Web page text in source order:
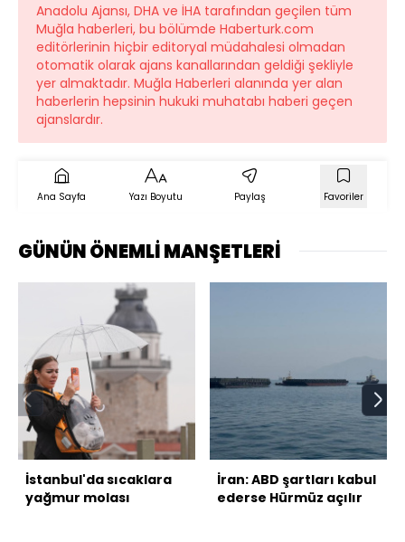
Anadolu Ajansı, DHA ve İHA tarafından geçilen tüm
Muğla haberleri, bu bölümde Haberturk.com
editörlerinin hiçbir editoryal müdahalesi olmadan
otomatik olarak ajans kanallarından geldiği şekliyle
yer almaktadır. Muğla Haberleri alanında yer alan
haberlerin hepsinin hukuki muhatabı haberi geçen
ajanslardır.
Ana Sayfa Yazı Boyutu Paylaş Favoriler
GÜNÜN ÖNEMLİ MANŞETLERİ
İstanbul'da sıcaklara
yağmur molası
İran: ABD şartları kabul
ederse Hürmüz açılır